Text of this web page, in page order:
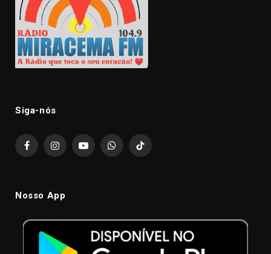
Siga-nós
FacebookInstagramYouTubeWhatsAppTikTok
Nosso App